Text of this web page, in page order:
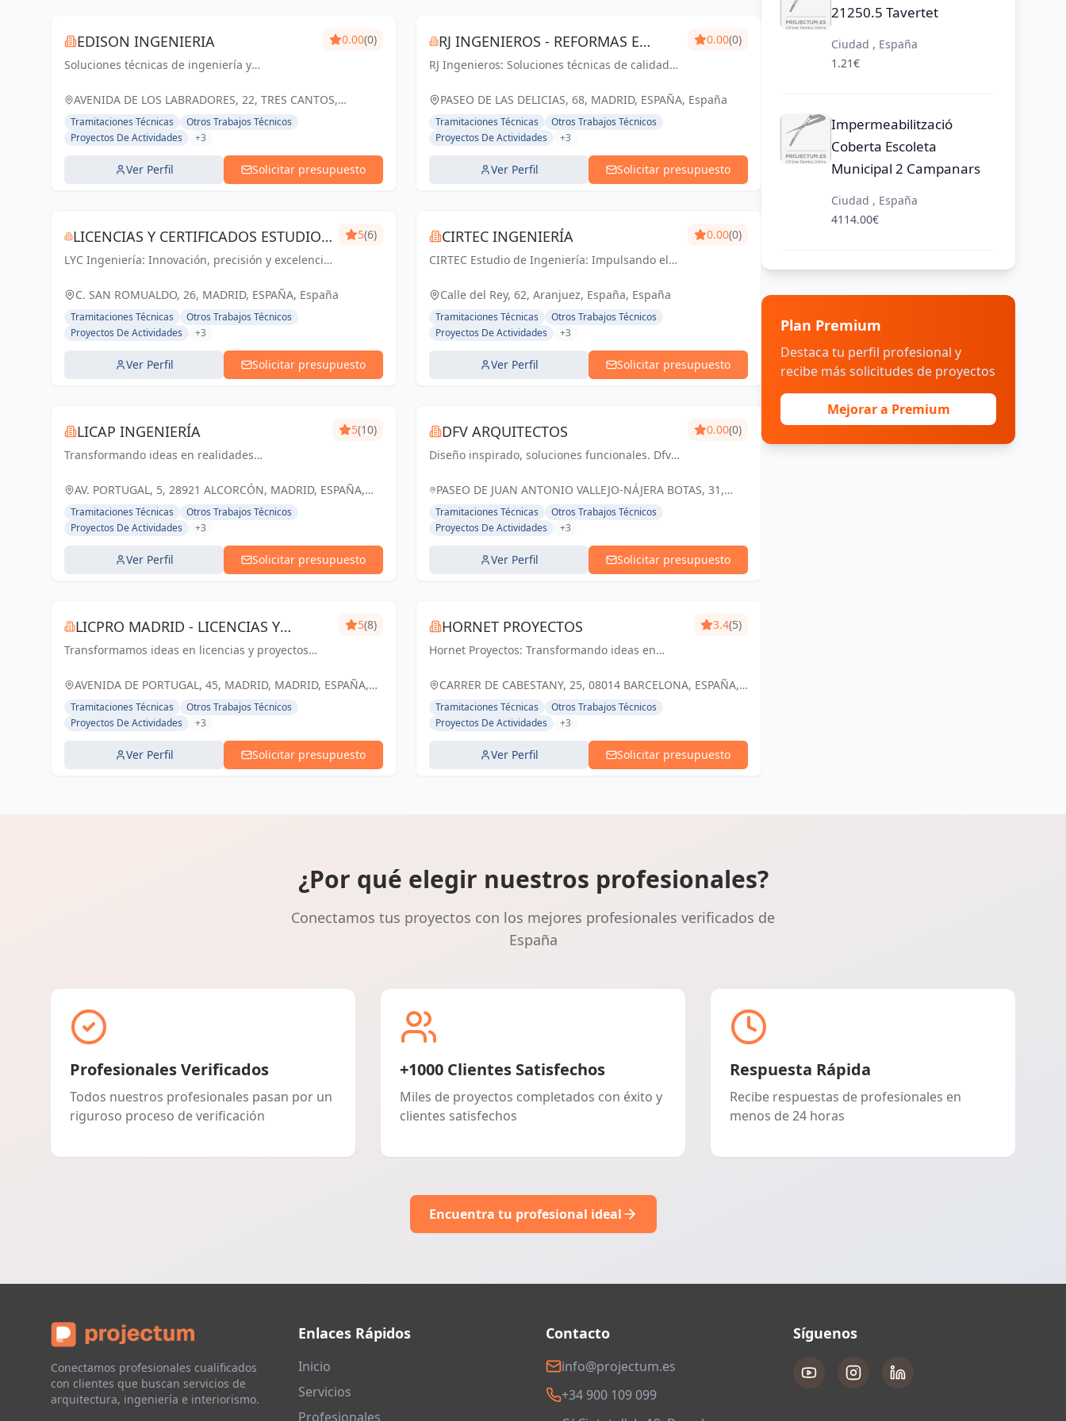
EDISON INGENIERIA
Soluciones técnicas de ingeniería y
Tres Cantos y Madrid
0.00(0)
AVENIDA DE LOS LABRADORES, 22, TRES CANTOS,
ESPAÑA, España
Tramitaciones Técnicas
Otros Trabajos Técnicos
Proyectos De Actividades
+3
Ver Perfil Solicitar presupuesto
RJ INGENIEROS - REFORMAS E
INSTALACIONES
RJ Ingenieros: Soluciones técnicas de calidad
0.00(0)
PASEO DE LAS DELICIAS, 68, MADRID, ESPAÑA, España
Tramitaciones Técnicas
Otros Trabajos Técnicos
Proyectos De Actividades
+3
Ver Perfil Solicitar presupuesto
LICENCIAS Y CERTIFICADOS ESTUDIO
DE INGENIERÍA S.L.P.
LYC Ingeniería: Innovación, precisión y excelencia
Madrid.
5(6)
C. SAN ROMUALDO, 26, MADRID, ESPAÑA, España
Tramitaciones Técnicas
Otros Trabajos Técnicos
Proyectos De Actividades
+3
Ver Perfil Solicitar presupuesto
CIRTEC INGENIERÍA
CIRTEC Estudio de Ingeniería: Impulsando el
diseño arquitectónico de vanguardia.
0.00(0)
Calle del Rey, 62, Aranjuez, España, España
Tramitaciones Técnicas
Otros Trabajos Técnicos
Proyectos De Actividades
+3
Ver Perfil Solicitar presupuesto
LICAP INGENIERÍA
Transformando ideas en realidades
futuro sólido y sostenible en Alcorcón y Madrid
5(10)
AV. PORTUGAL, 5, 28921 ALCORCÓN, MADRID, ESPAÑA,
España
Tramitaciones Técnicas
Otros Trabajos Técnicos
Proyectos De Actividades
+3
Ver Perfil Solicitar presupuesto
DFV ARQUITECTOS
Diseño inspirado, soluciones funcionales. Dfv
experiencias memorables
0.00(0)
PASEO DE JUAN ANTONIO VALLEJO-NÁJERA BOTAS, 31,
28005 MADRID, ESPAÑA, España
Tramitaciones Técnicas
Otros Trabajos Técnicos
Proyectos De Actividades
+3
Ver Perfil Solicitar presupuesto
LICPRO MADRID - LICENCIAS Y
PROYECTOS
Transformamos ideas en licencias y proyectos
empresarial y arquitectónico
5(8)
AVENIDA DE PORTUGAL, 45, MADRID, MADRID, ESPAÑA,
España
Tramitaciones Técnicas
Otros Trabajos Técnicos
Proyectos De Actividades
+3
Ver Perfil Solicitar presupuesto
HORNET PROYECTOS
Hornet Proyectos: Transformando ideas en
impulsando el crecimiento de nuestros clientes
3.4(5)
CARRER DE CABESTANY, 25, 08014 BARCELONA, ESPAÑA,
España
Tramitaciones Técnicas
Otros Trabajos Técnicos
Proyectos De Actividades
+3
Ver Perfil Solicitar presupuesto
21250.5 Tavertet
Ciudad , España
1.21€
Impermeabilització
Coberta Escoleta
Municipal 2 Campanars
Ciudad , España
4114.00€
Plan Premium
Destaca tu perfil profesional y
recibe más solicitudes de proyectos
Mejorar a Premium
¿Por qué elegir nuestros profesionales?
Conectamos tus proyectos con los mejores profesionales verificados de
España
Profesionales Verificados
Todos nuestros profesionales pasan por un
riguroso proceso de verificación
+1000 Clientes Satisfechos
Miles de proyectos completados con éxito y
clientes satisfechos
Respuesta Rápida
Recibe respuestas de profesionales en
menos de 24 horas
Encuentra tu profesional ideal
Conectamos profesionales cualificados
con clientes que buscan servicios de
arquitectura, ingeniería e interiorismo.
Enlaces Rápidos
Inicio
Servicios
Profesionales
Contacto
info@projectum.es
+34 900 109 099
Síguenos